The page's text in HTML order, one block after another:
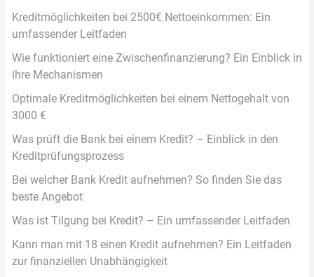
Kreditmöglichkeiten bei 2500€ Nettoeinkommen: Ein
umfassender Leitfaden
Wie funktioniert eine Zwischenfinanzierung? Ein Einblick in
ihre Mechanismen
Optimale Kreditmöglichkeiten bei einem Nettogehalt von
3000 €
Was prüft die Bank bei einem Kredit? – Einblick in den
Kreditprüfungsprozess
Bei welcher Bank Kredit aufnehmen? So finden Sie das
beste Angebot
Was ist Tilgung bei Kredit? – Ein umfassender Leitfaden
Kann man mit 18 einen Kredit aufnehmen? Ein Leitfaden
zur finanziellen Unabhängigkeit